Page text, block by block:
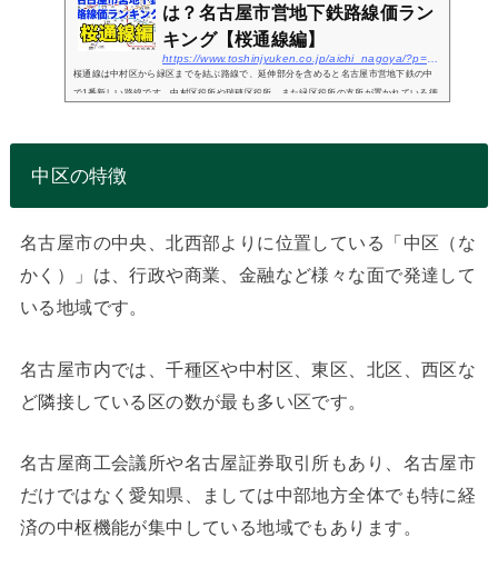
は？名古屋市営地下鉄路線価ラン
キング【桜通線編】
https://www.toshinjyuken.co.jp/aichi_nagoya/?p=3497
桜通線は中村区から緑区までを結ぶ路線で、延伸部分を含めると名古屋市営地下鉄の中
で1番新しい路線です。中村区役所や瑞穂区役所、また緑区役所の支所が置かれている徳
中区の特徴
名古屋市の中央、北西部よりに位置している「中区（な
かく）」は、行政や商業、金融など様々な面で発達して
いる地域です。
名古屋市内では、千種区や中村区、東区、北区、西区な
ど隣接している区の数が最も多い区です。
名古屋商工会議所や名古屋証券取引所もあり、名古屋市
だけではなく愛知県、ましては中部地方全体でも特に経
済の中枢機能が集中している地域でもあります。